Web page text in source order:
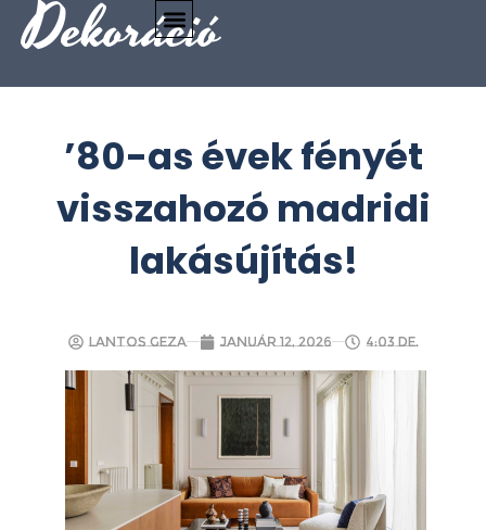
Dekoráció
’80-as évek fényét
visszahozó madridi
lakásújítás!
Lantos Geza január 12, 2026 4:03 de.